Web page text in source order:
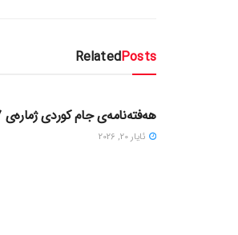
RelatedPosts
هەفتەنامەی جام کوردی ژمارەی 427
ئایار 20, 2026